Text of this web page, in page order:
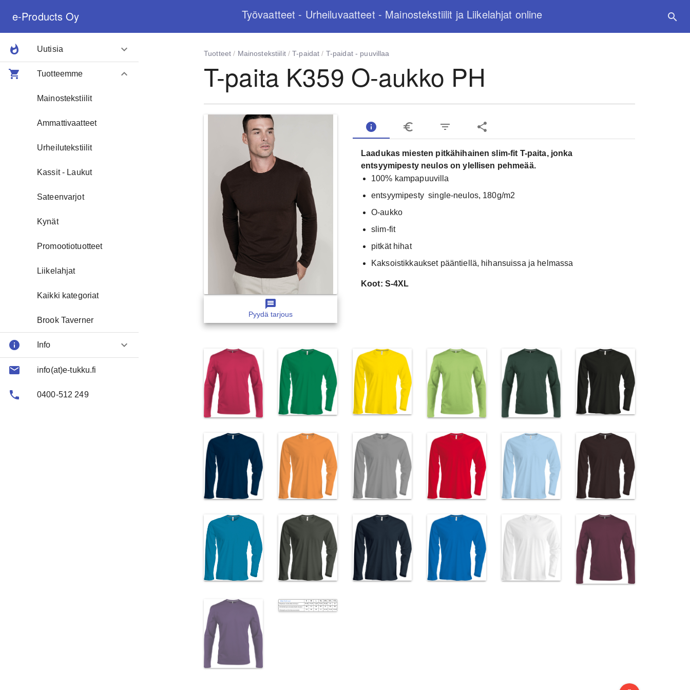
menu e-Products Oy Työvaatteet - Urheiluvaatteet - Mainostekstiilit ja Liikelahjat online search
e-Products Oy
whatshot Uutisia keyboard_arrow_down
Organic T-paidat
Puuvillaiset Mainoskassit Edullisesti
Maaliskuun tarjous - Metallikynät
Asquith & Fox Polo Collection
Lisää uutisia
shopping_cart Tuotteemme keyboard_arrow_down
Mainostekstiilit
Ammattivaatteet
Urheilutekstiilit
Kassit - Laukut
Sateenvarjot
Kynät
Promootiotuotteet
Liikelahjat
Kaikki kategoriat
Brook Taverner
info Info keyboard_arrow_down
About us
FAQ
email info(at)e-tukku.fi
phone 0400-512 249
Tuotteet / Mainostekstiilit/T-paidat / T-paidat - puuvillaa
T-paita K359 O-aukko PH
message
Pyydä tarjous
info euro_symbol filter_list share
Laadukas miesten pitkähihainen slim-fit T-paita, jonka
entsyymipesty neulos on ylellisen pehmeää.
100% kampapuuvilla
entsyymipesty single-neulos, 180g/m2
O-aukko
slim-fit
pitkät hihat
Kaksoistikkaukset pääntiellä, hihansuissa ja helmassa
Koot: S-4XL